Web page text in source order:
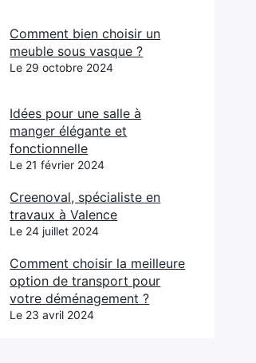
Comment bien choisir un
meuble sous vasque ?
Le 29 octobre 2024
Idées pour une salle à
manger élégante et
fonctionnelle
Le 21 février 2024
Creenoval, spécialiste en
travaux à Valence
Le 24 juillet 2024
Comment choisir la meilleure
option de transport pour
votre déménagement ?
Le 23 avril 2024